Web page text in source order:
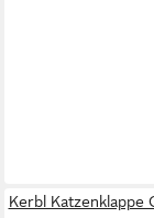
Kerbl Katzenklappe